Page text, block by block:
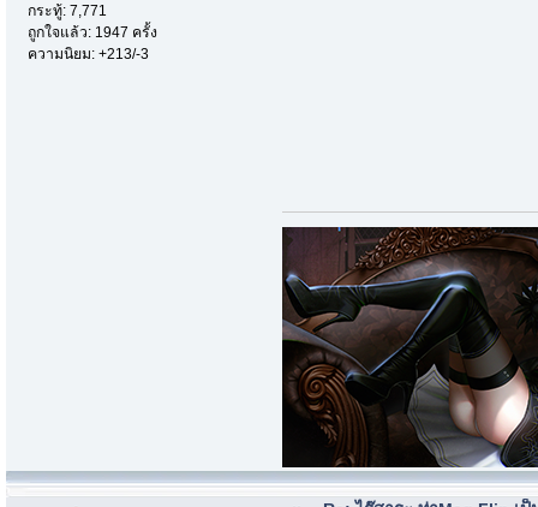
กระทู้: 7,771
ถูกใจแล้ว: 1947 ครั้ง
ความนิยม: +213/-3